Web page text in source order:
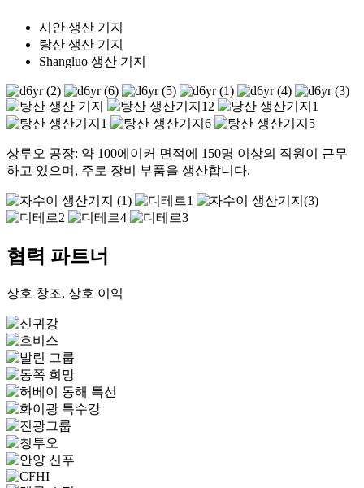
시안 생산 기지
탕산 생산 기지
Shangluo 생산 기지
상루오 공장: 약 100에이커 면적에 150명 이상의 직원이 근무
하고 있으며, 주로 장비 부품을 생산합니다.
협력 파트너
상호 창조, 상호 이익